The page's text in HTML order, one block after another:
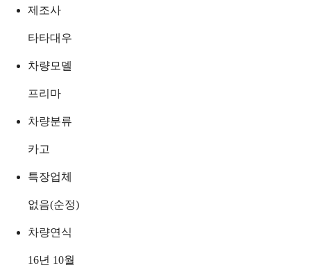
제조사
타타대우
차량모델
프리마
차량분류
카고
특장업체
없음(순정)
차량연식
16년 10월